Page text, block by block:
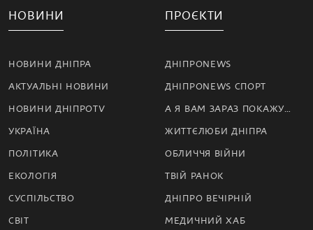
НОВИНИ
НОВИНИ ДНІПРА
АКТУАЛЬНІ НОВИНИ
НОВИНИ ДНІПРОTV
УКРАЇНА
ПОЛІТИКА
ЕКОЛОГІЯ
СУСПІЛЬСТВО
СВІТ
ПРОЄКТИ
ДНІПРОNEWS
ДНІПРОNEWS СПОРТ
А Я ВАМ ЗАРАЗ ПОКАЖУ…
ЖИТТЄЛЮБИ ДНІПРА
ОБЛИЧЧЯ ВІЙНИ
ТВІЙ РАНОК
ДНІПРО ВЕЧІРНІЙ
МЕДИЧНИЙ ХАБ